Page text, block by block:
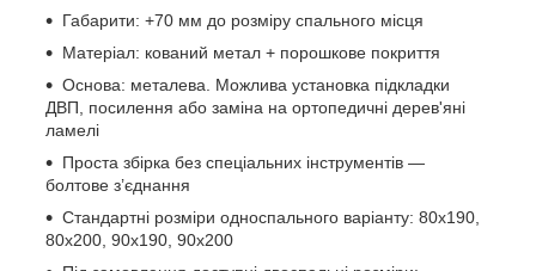
Габарити: +70 мм до розміру спального місця
Матеріал: кований метал + порошкове покриття
Основа: металева. Можлива установка підкладки
ДВП, посилення або заміна на ортопедичні дерев'яні
ламелі
Проста збірка без спеціальних інструментів —
болтове з’єднання
Стандартні розміри односпального варіанту: 80x190,
80x200, 90x190, 90x200